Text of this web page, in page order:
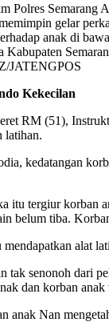
Polres Semarang
gelar
anak di
Kabupaten
JATENGPOS
Kekecilan
RM (51),
latihan.
kedatangan
itu tergiur korban
belum tiba.
alat
tak senonoh dari
dan korban
anak Nan